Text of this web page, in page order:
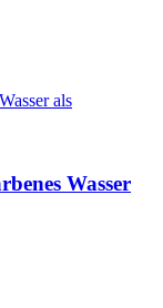
Wasser